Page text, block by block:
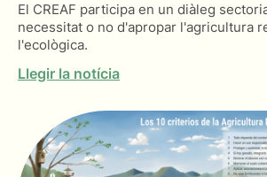
El CREAF participa en un diàleg
necessitat o no d'apropar l'agricultura
l'ecològica.
Llegir la notícia